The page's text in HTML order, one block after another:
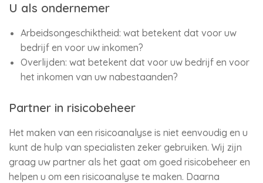
U als ondernemer
Arbeidsongeschiktheid: wat betekent dat voor uw
bedrijf en voor uw inkomen?
Overlijden: wat betekent dat voor uw bedrijf en voor
het inkomen van uw nabestaanden?
Partner in risicobeheer
Het maken van een risicoanalyse is niet eenvoudig en u
kunt de hulp van specialisten zeker gebruiken. Wij zijn
graag uw partner als het gaat om goed risicobeheer en
helpen u om een risicoanalyse te maken. Daarna